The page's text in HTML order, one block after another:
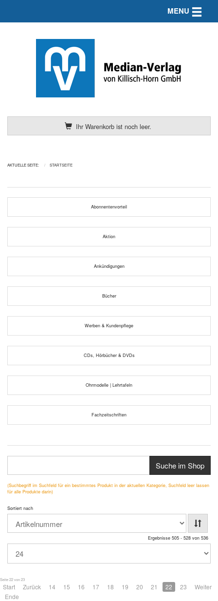
Ihr Warenkorb ist noch leer.
MENU Toggle
AKTUELLE SEITE: STARTSEITE
Abonnentenvorteil
Aktion
Ankündigungen
Bücher
Werben & Kundenpflege
CDs, Hörbücher & DVDs
Ohrmodelle | Lehrtafeln
Fachzeitschriften
Suche im Shop
(Suchbegriff im Suchfeld für ein bestimmtes Produkt in der aktuellen Kategorie, Suchfeld leer lassen
für alle Produkte darin)
Sortiert nach
Ergebnisse 505 - 528 von 536
Seite 22 von 23
Start Zurück 14 15 16 17 18 19 20 21 22 23
Weiter
Ende